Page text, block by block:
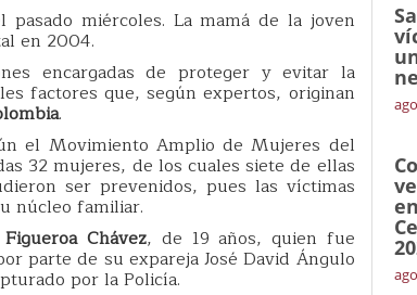
pasado miércoles. La mamá de la joven
en 2004.
encargadas de proteger y evitar la
factores que, según expertos, originan
.
el Movimiento Amplio de Mujeres del
32 mujeres, de los cuales siete de ellas
ser prevenidos, pues las víctimas
núcleo familiar.
Chávez, de 19 años, quien fue
parte de su expareja José David Ángulo
por la Policía.